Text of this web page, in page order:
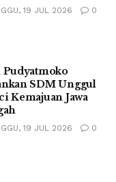
19 JUL 2026 0
SDM Unggul
Kemajuan Jawa
19 JUL 2026 0